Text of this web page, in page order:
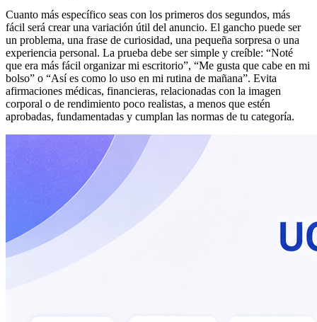
Cuanto más específico seas con los primeros dos segundos, más
fácil será crear una variación útil del anuncio. El gancho puede ser
un problema, una frase de curiosidad, una pequeña sorpresa o una
experiencia personal. La prueba debe ser simple y creíble: “Noté
que era más fácil organizar mi escritorio”, “Me gusta que cabe en mi
bolso” o “Así es como lo uso en mi rutina de mañana”. Evita
afirmaciones médicas, financieras, relacionadas con la imagen
corporal o de rendimiento poco realistas, a menos que estén
aprobadas, fundamentadas y cumplan las normas de tu categoría.